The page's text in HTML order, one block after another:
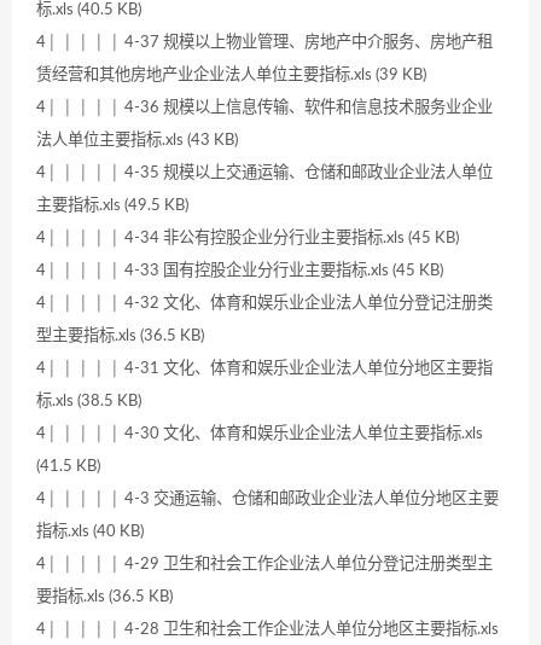
标.xls (40.5 KB)
4│ │ │ │ │ 4-37 规模以上物业管理、房地产中介服务、房地产租
赁经营和其他房地产业企业法人单位主要指标.xls (39 KB)
4│ │ │ │ │ 4-36 规模以上信息传输、软件和信息技术服务业企业
法人单位主要指标.xls (43 KB)
4│ │ │ │ │ 4-35 规模以上交通运输、仓储和邮政业企业法人单位
主要指标.xls (49.5 KB)
4│ │ │ │ │ 4-34 非公有控股企业分行业主要指标.xls (45 KB)
4│ │ │ │ │ 4-33 国有控股企业分行业主要指标.xls (45 KB)
4│ │ │ │ │ 4-32 文化、体育和娱乐业企业法人单位分登记注册类
型主要指标.xls (36.5 KB)
4│ │ │ │ │ 4-31 文化、体育和娱乐业企业法人单位分地区主要指
标.xls (38.5 KB)
4│ │ │ │ │ 4-30 文化、体育和娱乐业企业法人单位主要指标.xls
(41.5 KB)
4│ │ │ │ │ 4-3 交通运输、仓储和邮政业企业法人单位分地区主要
指标.xls (40 KB)
4│ │ │ │ │ 4-29 卫生和社会工作企业法人单位分登记注册类型主
要指标.xls (36.5 KB)
4│ │ │ │ │ 4-28 卫生和社会工作企业法人单位分地区主要指标.xls